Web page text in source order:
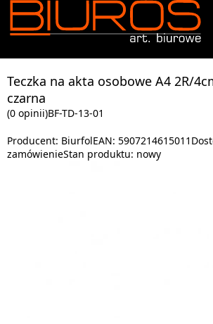
Teczka na akta osobowe A4 2R/
czarna
(0 opinii)BF-TD-13-01
Producent: BiurfolEAN: 5907214615011
zamówienieStan produktu: nowy